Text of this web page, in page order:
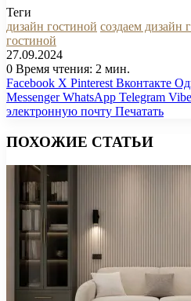
Теги
дизайн гостиной создаем дизайн
гостиной
27.09.2024
0 Время чтения: 2 мин.
Facebook X Pinterest Вконтакте
Messenger WhatsApp Telegram
электронную почту Печатать
ПОХОЖИЕ СТАТЬИ